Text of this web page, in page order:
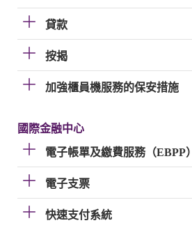
貸款
按揭
加強櫃員機服務的保安措施
國際金融中心
電子帳單及繳費服務（EBPP）
電子支票
快速支付系統